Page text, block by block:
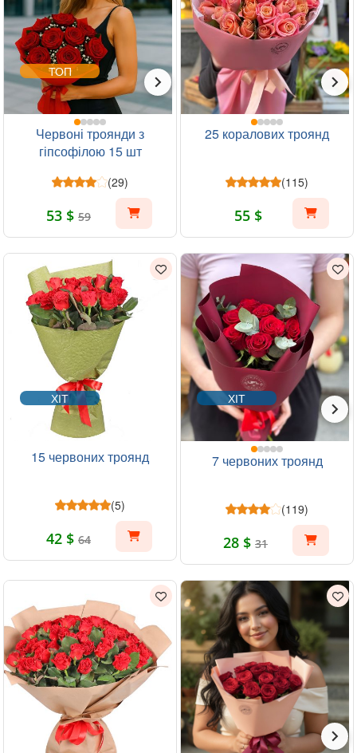
ТОП
Червоні троянди з
гіпсофілою 15 шт
(29)
53 $ 59
25 коралових троянд
(115)
55 $
ХІТ
15 червоних троянд
(5)
42 $ 64
ХІТ
7 червоних троянд
(119)
28 $ 31